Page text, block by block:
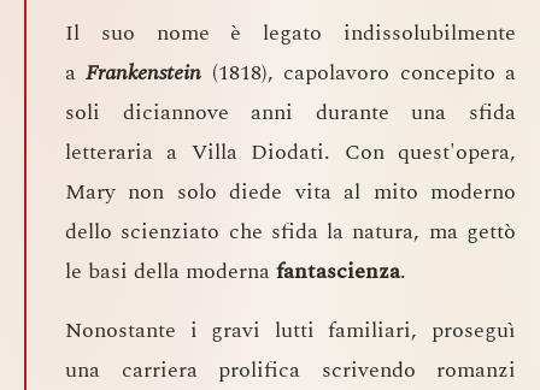
Il suo nome è legato indissolubilmente
aFrankenstein (1818), capolavoro concepito a
soli diciannove anni durante una sfida
letteraria a Villa Diodati. Con quest'opera,
Mary non solo diede vita al mito moderno
dello scienziato che sfida la natura, ma gettò
le basi della modernafantascienza.
Nonostante i gravi lutti familiari, proseguì
una carriera prolifica scrivendo romanzi